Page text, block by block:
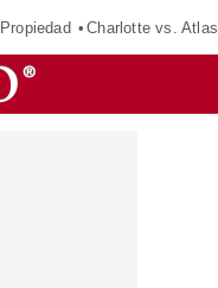
Propiedad Charlotte vs. Atlas